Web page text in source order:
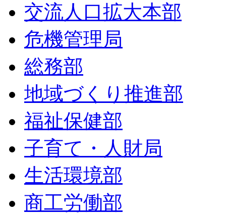
交流人口拡大本部
危機管理局
総務部
地域づくり推進部
福祉保健部
子育て・人財局
生活環境部
商工労働部